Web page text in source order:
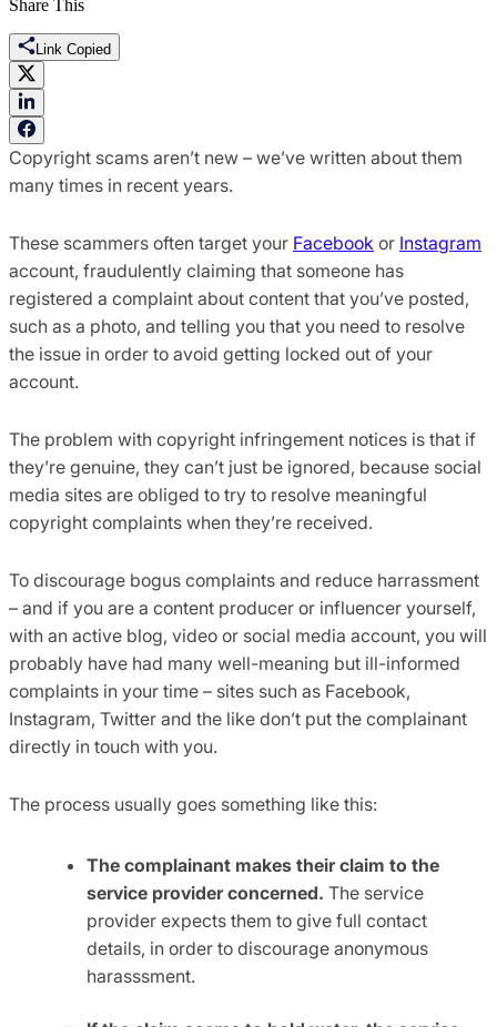
Share This
Link Copied
Copyright scams aren’t new – we’ve written about them
many times in recent years.
These scammers often target your Facebook or Instagram
account, fraudulently claiming that someone has
registered a complaint about content that you’ve posted,
such as a photo, and telling you that you need to resolve
the issue in order to avoid getting locked out of your
account.
The problem with copyright infringement notices is that if
they’re genuine, they can’t just be ignored, because social
media sites are obliged to try to resolve meaningful
copyright complaints when they’re received.
To discourage bogus complaints and reduce harrassment
– and if you are a content producer or influencer yourself,
with an active blog, video or social media account, you will
probably have had many well-meaning but ill-informed
complaints in your time – sites such as Facebook,
Instagram, Twitter and the like don’t put the complainant
directly in touch with you.
The process usually goes something like this:
The complainant makes their claim to the
service provider concerned. The service
provider expects them to give full contact
details, in order to discourage anonymous
harasssment.